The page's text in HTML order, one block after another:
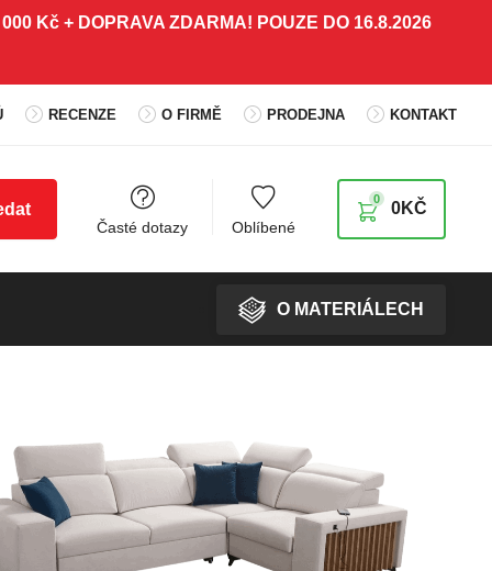
Kč + DOPRAVA ZDARMA! POUZE DO 16.8.2026
RECENZE O FIRMĚ PRODEJNA KONTAKT
Časté dotazy Oblíbené
0KČ
0
O MATERIÁLECH